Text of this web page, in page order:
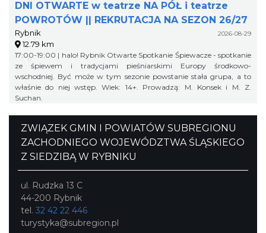
DNI OTWARTE w teatrze NA PÓŁ i teatrze
POWROTÓW || REKRUTACJA NA SEZON 26/27
Rybnik 2026-08-29
12.79 km
17:00-19:00 | halo! Rybnik Otwarte Spotkanie Śpiewacze - spotkanie
ze śpiewem i tradycjami pieśniarskimi Europy środkowo-
wschodniej. Być może w tym sezonie powstanie stała grupa, a to
właśnie do niej wstęp. Wiek: 14+. Prowadzą: M. Konsek i M. Z.
Suchan.
ZWIĄZEK GMIN I POWIATÓW SUBREGIONU
ZACHODNIEGO WOJEWÓDZTWA ŚLĄSKIEGO
Z SIEDZIBĄ W RYBNIKU
ul. Rudzka 13 C
44-200 Rybnik
tel. 32 42 22 446
turystyka@subregion.pl